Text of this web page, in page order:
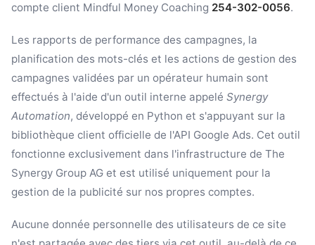
compte client Mindful Money Coaching 254-302-0056.
Les rapports de performance des campagnes, la
planification des mots-clés et les actions de gestion des
campagnes validées par un opérateur humain sont
effectués à l'aide d'un outil interne appelé Synergy
Automation, développé en Python et s'appuyant sur la
bibliothèque client officielle de l'API Google Ads. Cet outil
fonctionne exclusivement dans l'infrastructure de The
Synergy Group AG et est utilisé uniquement pour la
gestion de la publicité sur nos propres comptes.
Aucune donnée personnelle des utilisateurs de ce site